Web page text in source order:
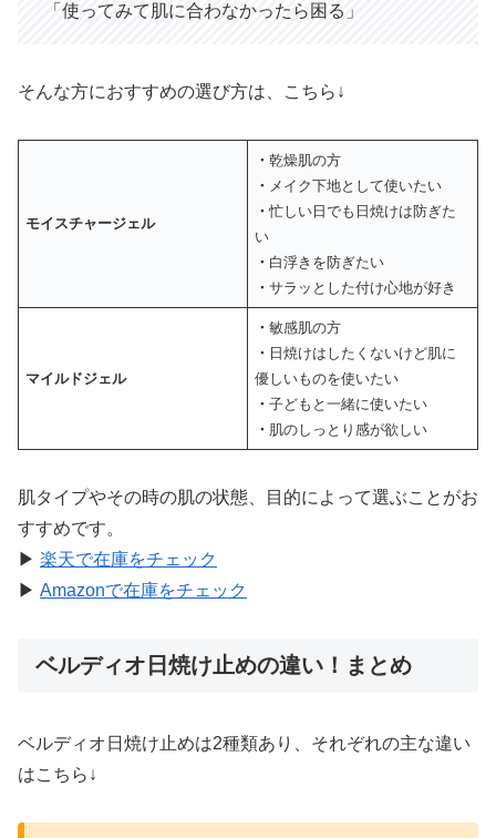
「使ってみて肌に合わなかったら困る」
そんな方におすすめの選び方は、こちら↓
モイスチャージェル
・乾燥肌の方
・ メイク下地として使いたい
・忙しい日でも日焼けは防ぎた
い
・ 白浮きを防ぎたい
・サラッとした付け心地が好き
マイルドジェル
・敏感肌の方
・ 日焼けはしたくないけど肌に
優しいものを使いたい
・子どもと一緒に使いたい
・ 肌のしっとり感が欲しい
肌タイプやその時の肌の状態、目的によって選ぶことがお
すすめです。
▶ 楽天で在庫をチェック
▶ Amazonで在庫をチェック
ベルディオ日焼け止めの違い！まとめ
ベルディオ日焼け止めは2種類あり、それぞれの主な違い
はこちら↓